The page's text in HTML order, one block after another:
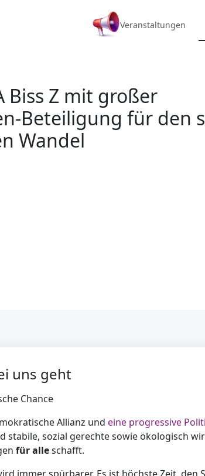
Veranstaltungen
Biss Z mit großer
Beteiligung für den
Wandel
uns geht
Chance
Allianz und eine progressive
stabile, sozial gerechte sowie ökologisch
für alleschafft.